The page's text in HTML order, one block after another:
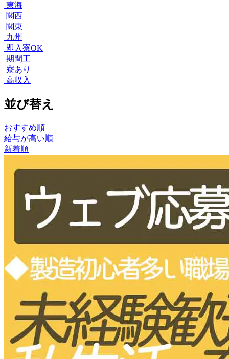
東海
関西
関東
九州
即入寮OK
期間工
寮あり
高収入
並び替え
おすすめ順
給与が高い順
新着順